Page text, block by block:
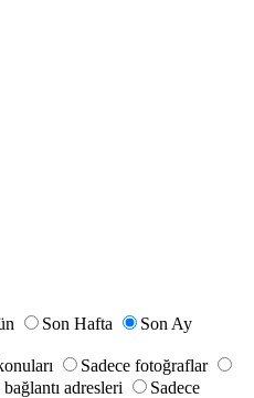
Son Hafta
Son Ay
Sadece fotoğraflar
bağlantı adresleri
Sadece